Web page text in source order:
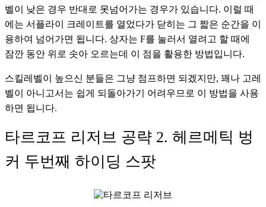
벨이 낮은 경우 반대로 못넘어가는 경우가 있습니다. 이럴 때
에는 서플라이 크레이트를 열었다가 닫히는 그 짧은 순간을 이
용하여 넘어가면 됩니다. 상자는 F를 눌러서 열려고 할 때에
잠깐 동안 위로 솟아 오르는데 이 점을 활용한 방법입니다.
스킬레벨이 높으신 분들은 그냥 점프하면 되겠지만, 꽤나 고레
벨이 아니고서는 쉽게 되돌아가기 어려우므로 이 방법을 사용
하면 됩니다.
타르코프 리저브 공략 2. 헤르메틱 벙
커 두번째 하이딩 스팟